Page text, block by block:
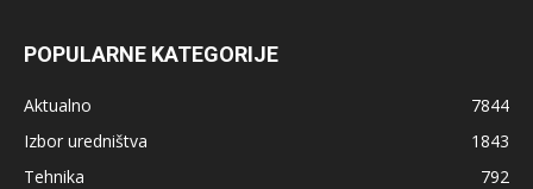
POPULARNE KATEGORIJE
Aktualno
7844
Izbor uredništva
1843
Tehnika
792